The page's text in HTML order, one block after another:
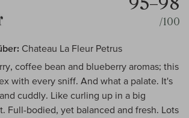
/100
Chateau La Fleur Petrus
coffee bean and blueberry aromas; this
with every sniff. And what a palate. It's
cuddly. Like curling up in a big
Full-bodied, yet balanced and fresh. Lots